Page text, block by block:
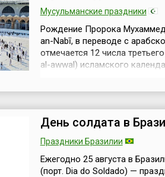
Мусульманские праздники
Рождение Пророка
an-Nabī, в переводе с
отмечается 12 числа
al-awwal) исламского
этот памятный день был при...
День солдата в
Праздники Бразилии
Ежегодно 25 августа в
(порт. Dia do Soldado) —